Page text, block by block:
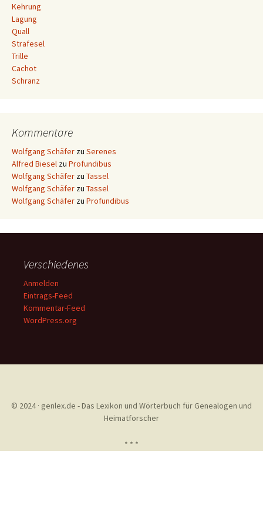
Kehrung
Lagung
Quall
Strafesel
Trille
Cachot
Schranz
Kommentare
Wolfgang Schäfer zu Serenes
Alfred Biesel zu Profundibus
Wolfgang Schäfer zu Tassel
Wolfgang Schäfer zu Tassel
Wolfgang Schäfer zu Profundibus
Verschiedenes
Anmelden
Eintrags-Feed
Kommentar-Feed
WordPress.org
© 2024 · genlex.de - Das Lexikon und Wörterbuch für Genealogen und
Heimatforscher
* * *